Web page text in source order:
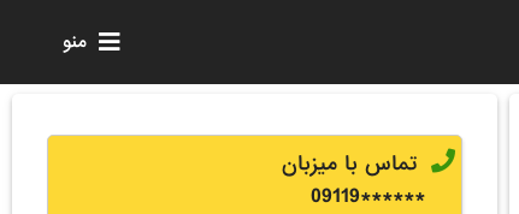
منو
تماس با میزبان
******
09119